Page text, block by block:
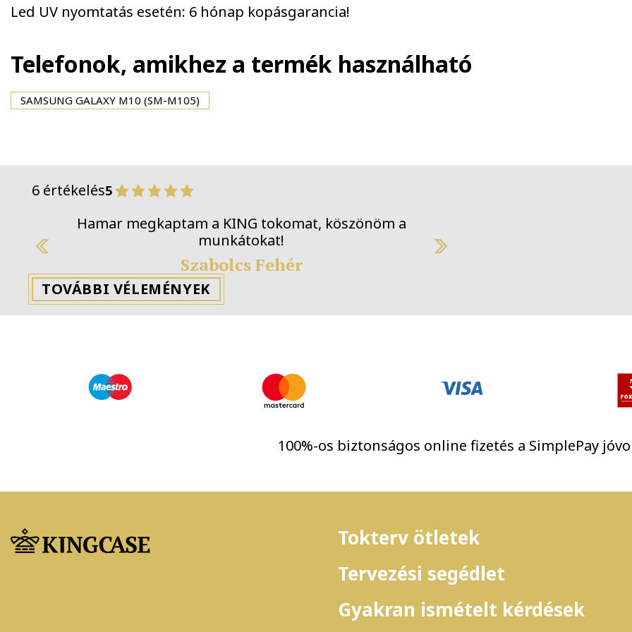
Led UV nyomtatás esetén: 6 hónap kopásgarancia!
Telefonok, amikhez a termék használható
SAMSUNG GALAXY M10 (SM-M105)
6 értékelés5
Hamar megkaptam a KING tokomat, köszönöm a munkátokat!
Szabolcs Fehér
Previous
TOVÁBBI VÉLEMÉNYEK
100%-os biztonságos online fizetés a SimplePay
Tokterv ötletek
Tervezési segédlet
Gyakran ismételt kérdések